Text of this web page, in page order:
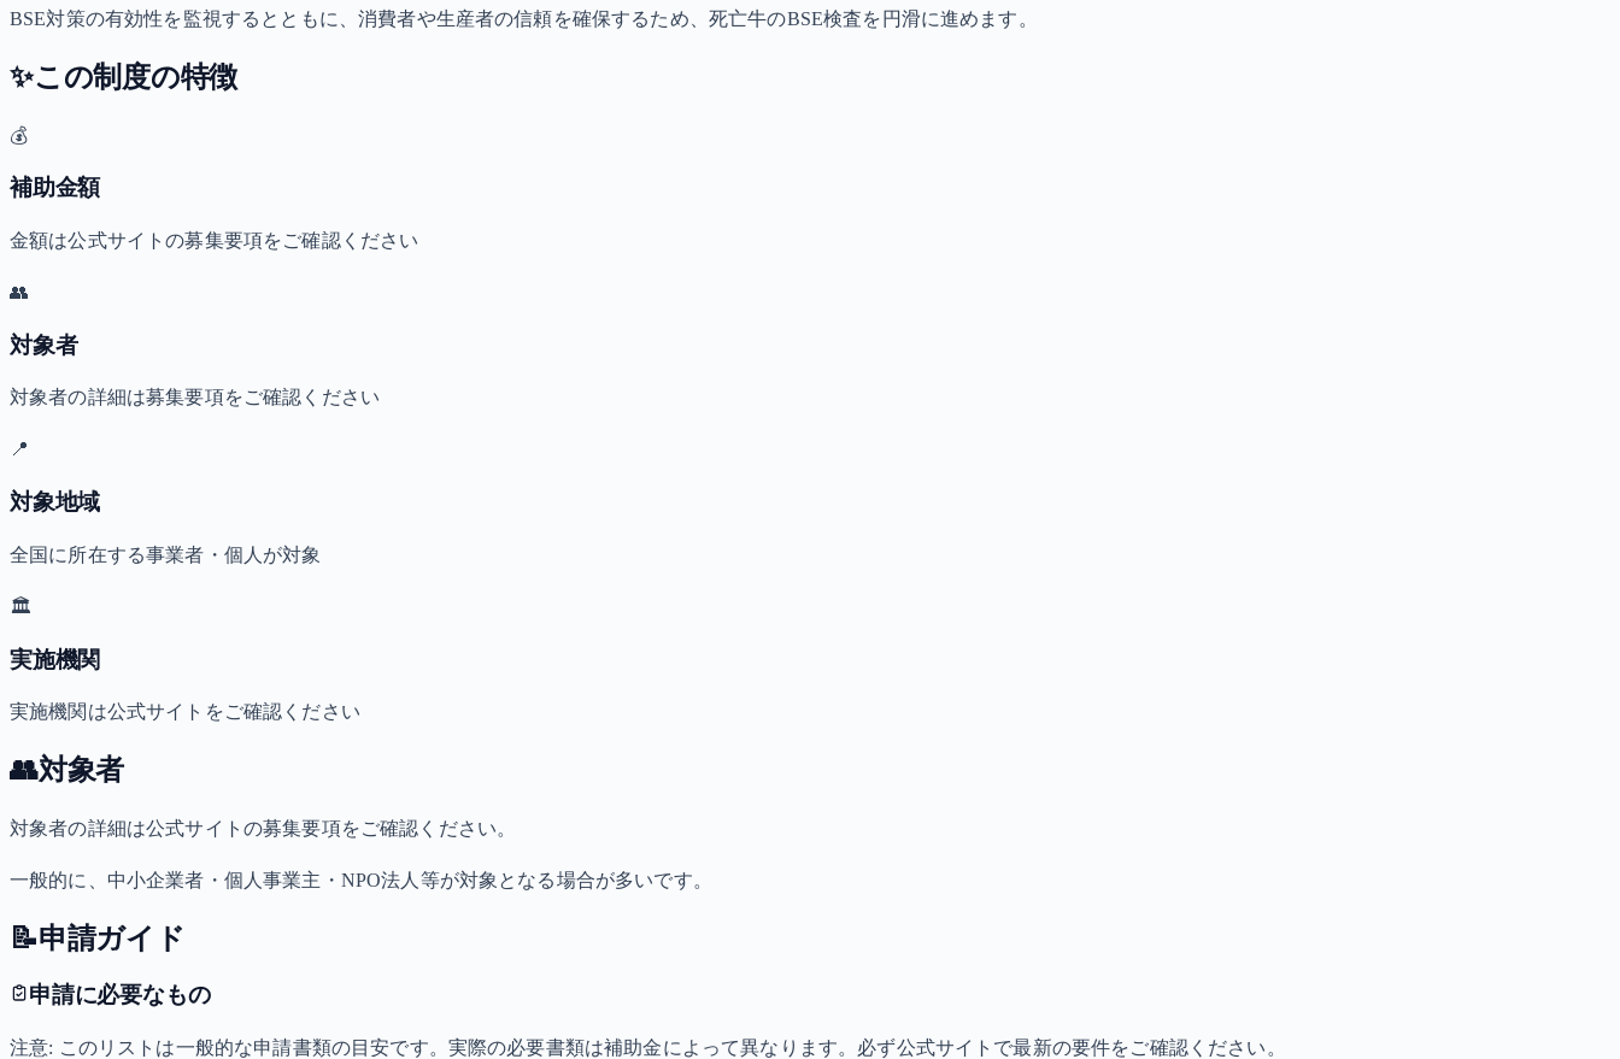
BSE対策の有効性を監視するとともに、消費者や生産者の信頼を確保するため、死亡牛のBSE検査を円滑に進めます。
✨この制度の特徴
💰
補助金額
金額は公式サイトの募集要項をご確認ください
👥
対象者
対象者の詳細は募集要項をご確認ください
📍
対象地域
全国に所在する事業者・個人が対象
🏛️
実施機関
実施機関は公式サイトをご確認ください
👥対象者
対象者の詳細は公式サイトの募集要項をご確認ください。
一般的に、中小企業者・個人事業主・NPO法人等が対象となる場合が多いです。
📝申請ガイド
申請に必要なもの
注意: このリストは一般的な申請書類の目安です。実際の必要書類は補助金によって異なります。必ず公式サイトで最新の要件をご確認ください。